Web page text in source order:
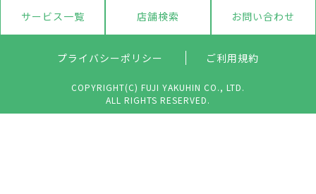
サービス一覧 店舗検索 お問い合わせ
プライバシーポリシー ご利用規約
COPYRIGHT(C) FUJI YAKUHIN CO., LTD.
ALL RIGHTS RESERVED.